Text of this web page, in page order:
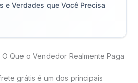
e Verdades que Você Precisa
Que o Vendedor Realmente Paga
grátis é um dos principais